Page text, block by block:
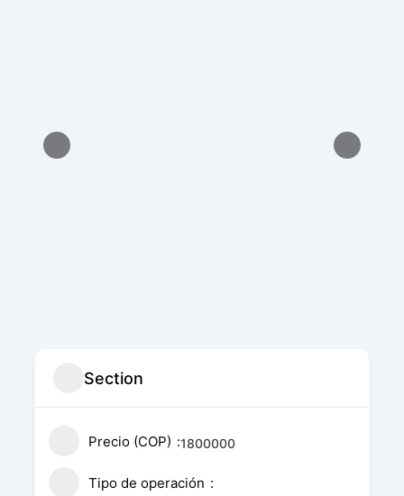
Section
Precio (COP) 1800000
Tipo de operación